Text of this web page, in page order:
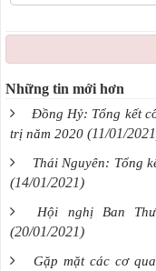
Những tin mới hơn
Đồng Hỷ: Tổng kết
trị năm 2020 (11/01/
Thái Nguyên: Tổng
(14/01/2021)
Hội nghị Ban
(20/01/2021)
Gặp mặt các cơ